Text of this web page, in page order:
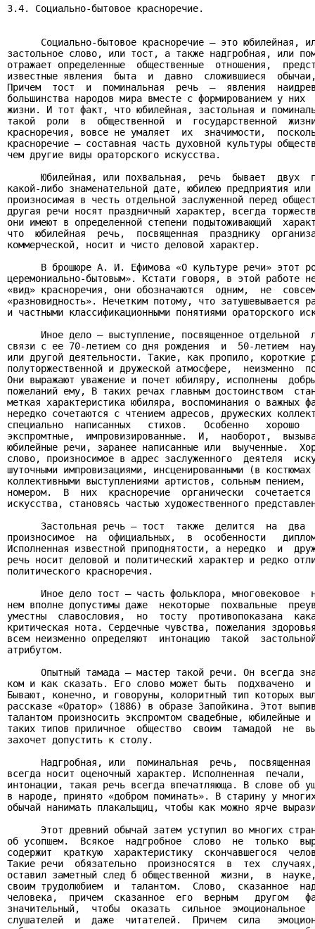
3.4. Социально-бытовое красноречие.
Социально-бытовое красноречие – это юбилейная,
застольное слово, или тост, а также надгробная, или
отражает определенные  общественные  отношения,
известные явления  быта  и  давно  сложившиеся
Причем  тост  и  поминальная  речь  –  явления
большинства народов мира вместе с формированием у них
жизни. И тот факт, что юбилейная, застольная и
такой  роли  в  общественной  и  государственной
красноречия, вовсе не умаляет  их  значимости,
красноречие – составная часть духовной культуры
чем другие виды ораторского искусства.
Юбилейная, или похвальная,  речь  бывает  двух
какой-либо знаменательной дате, юбилею предприятия
произносимая в честь отдельной заслуженной перед
другая речи носят праздничный характер, всегда
они имеют в определенной степени подытоживающий
что  юбилейная  речь,  посвященная  празднику
коммерческой, носит и чисто деловой характер.
В брошюре А. И. Ефимова «О культуре речи» этот
церемониально-бытовым». Кстати говоря, в этой работе
«вид» красноречия, они обозначаются  одним,  не
«разновидность». Нечетким потому, что затушевывается
и частными классификационными понятиями ораторского
Иное дело – выступление, посвященное отдельной
связи с ее 70-летием со дня рождения  и  50-летием
или другой деятельности. Такие, как пропило, короткие
полуторжественной и дружеской атмосфере,  неизменно
Они выражают уважение и почет юбиляру, исполнены
пожеланий ему, В таких речах главным достоинством
меткая характеристика юбиляра, воспоминания о важных
нередко сочетаются с чтением адресов, дружеских
специально  написанных   стихов.   Особенно   хорошо
экспромтные,  импровизированные.  И,  наоборот,
юбилейные речи, заранее написанные или  выученные.
слово, произносимое в адрес заслуженного  деятеля
шуточными импровизациями, инсценированными (в
коллективными выступлениями артистов, сольным
номером.  В  них  красноречие  органически
искусства, становясь частью художественного
Застольная речь – тост  также  делится  на  два
произносимое  на  официальных,  в  особенности
Исполненная известной приподнятости, а нередко  и
речь носит деловой и политический характер и редко
политического красноречия.
Иное дело тост – часть фольклора, многовековое
нем вполне допустимы даже  некоторые  похвальные
уместны  славословия,  но  тосту  противопоказана
критическая нота. Сердечные чувства, пожелания
всем неизменно определяют  интонацию  такой
атрибутом.
Опытный тамада – мастер такой речи. Он всегда
ком и как сказать. Его слово может быть  подхвачено
Бывают, конечно, и говоруны, колоритный тип которых
рассказе «Оратор» (1886) в образе Запойкина. Этот
талантом произносить экспромтом свадебные, юбилейные
таких типов приличное  общество  своим  тамадой  не
захочет допустить к столу.
Надгробная, или  поминальная  речь,
всегда носит оценочный характер. Исполненная
интонации, такая речь всегда впечатляюща. В слове об
в народе, принято «добром поминать». В старину у
обычай нанимать плакальщиц, чтобы как можно ярче
Этот древний обычай затем уступил во многих
об усопшем.  Всякое  надгробное  слово  не  только
содержит  краткую  характеристику  скончавшегося
Такие речи  обязательно  произносятся  в  тех
оставил заметный след б общественной  жизни,  в
своим трудолюбием  и  талантом.  Слово,  сказанное
человека,  причем  сказанное  его  верным   другом
значительный,  чтобы  оказать  сильное
слушателей  и  даже  читателей.  Причем  сила